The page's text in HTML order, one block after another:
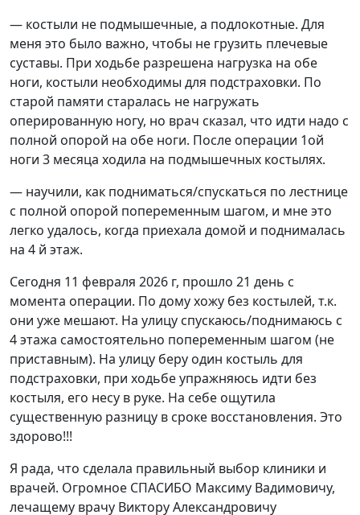
— костыли не подмышечные, а подлокотные. Для
меня это было важно, чтобы не грузить плечевые
суставы. При ходьбе разрешена нагрузка на обе
ноги, костыли необходимы для подстраховки. По
старой памяти старалась не нагружать
оперированную ногу, но врач сказал, что идти надо с
полной опорой на обе ноги. После операции 1ой
ноги 3 месяца ходила на подмышечных костылях.
— научили, как подниматься/спускаться по лестнице
с полной опорой попеременным шагом, и мне это
легко удалось, когда приехала домой и поднималась
на 4 й этаж.
Сегодня 11 февраля 2026 г, прошло 21 день с
момента операции. По дому хожу без костылей, т.к.
они уже мешают. На улицу спускаюсь/поднимаюсь с
4 этажа самостоятельно попеременным шагом (не
приставным). На улицу беру один костыль для
подстраховки, при ходьбе упражняюсь идти без
костыля, его несу в руке. На себе ощутила
существенную разницу в сроке восстановления. Это
здорово!!!
Я рада, что сделала правильный выбор клиники и
врачей. Огромное СПАСИБО Максиму Вадимовичу,
лечащему врачу Виктору Александровичу